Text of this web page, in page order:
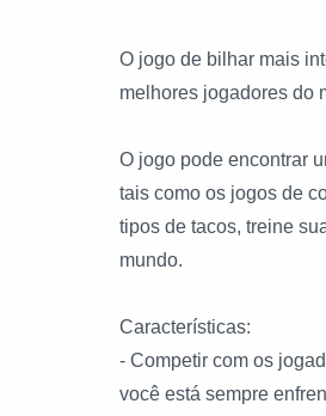
O jogo de bilhar mais
melhores jogadores do
O jogo pode encontrar
tais como os jogos de
tipos de tacos, treine
mundo.
Características:
- Competir com os
você está sempre